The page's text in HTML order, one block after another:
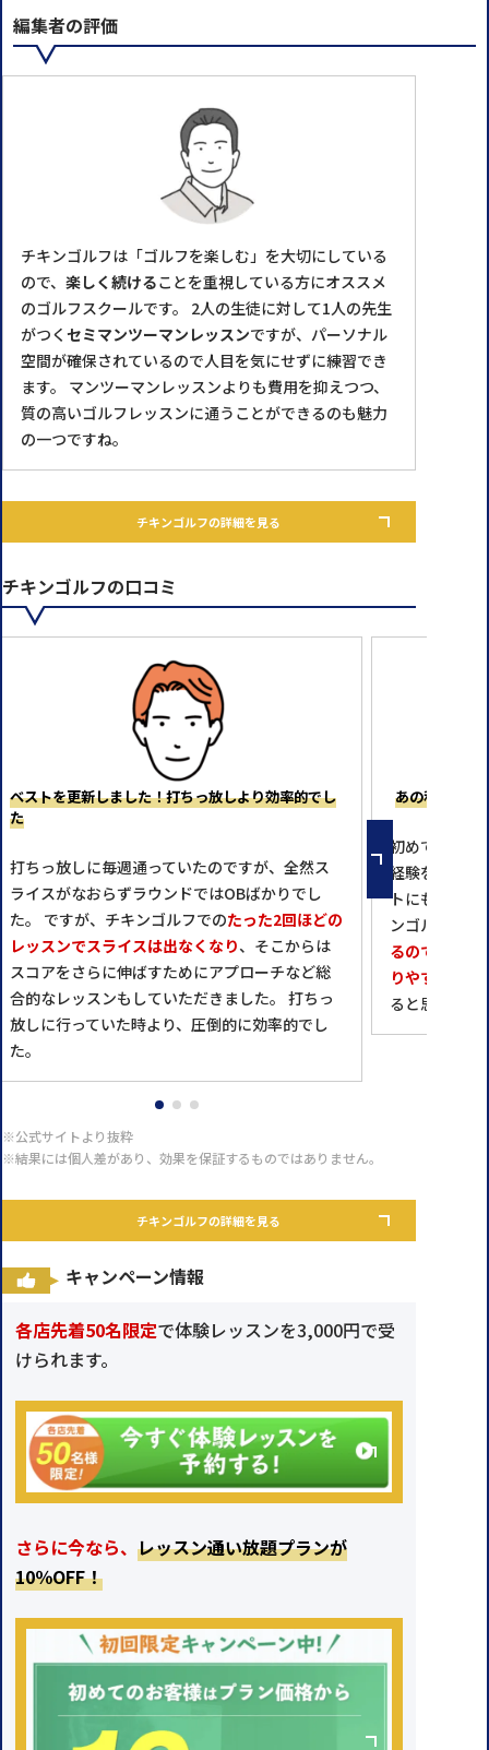
編集者の評価
チキンゴルフは「ゴルフを楽しむ」を大切にしている
ので、 楽しく続けることを重視している方にオススメ
のゴルフスクールです。 2人の生徒に対して1人の先生
がつく セミマンツーマンレッスンですが、パーソナル
空間が確保されているので人目を気にせずに練習でき
ます。 マンツーマンレッスンよりも費用を抑えつつ、
質の高いゴルフレッスンに通うことができるのも魅力
の一つですね。
チキンゴルフの詳細を見る
チキンゴルフの口コミ
ベストを更新しました！打ちっ放しより効率的でし
た
打ちっ放しに毎週通っていたのですが、全然ス
ライスがなおらずラウンドではOBばかりでし
た。 ですが、チキンゴルフでのたった2回ほどの
レッスンでスライスは出なくなり、そこからは
スコアをさらに伸ばすためにアプローチなど総
合的なレッスンもしていただきました。 打ちっ
放しに行っていた時より、圧倒的に効率的でし
た。
あの私が100
初めてラウン
経験をしまし
トにも乗れず
ンゴルフでは
るので、修正
りやすかった
ると思ってま
※公式サイトより抜粋
※結果には個人差があり、効果を保証するものではありません。
チキンゴルフの詳細を見る
キャンペーン情報
各店先着50名限定で体験レッスンを3,000円で受
けられます。
さらに今なら、 レッスン通い放題プランが
10％OFF！